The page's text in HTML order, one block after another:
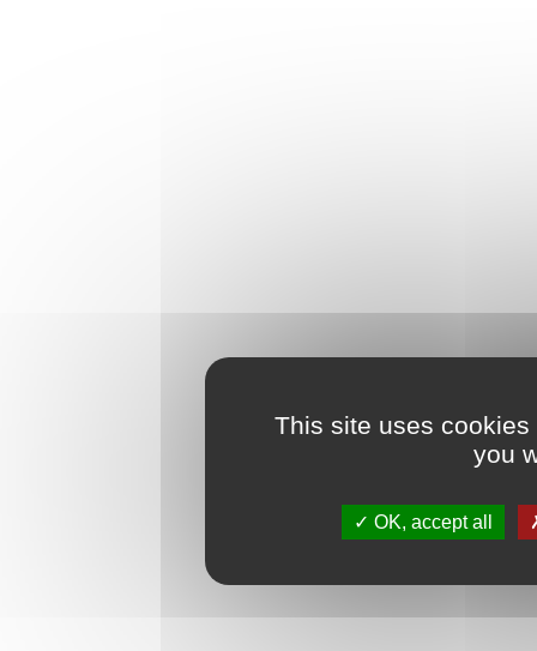
This site uses
you
OK, accept all